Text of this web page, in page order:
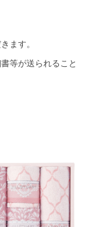
ます。
等が送られること